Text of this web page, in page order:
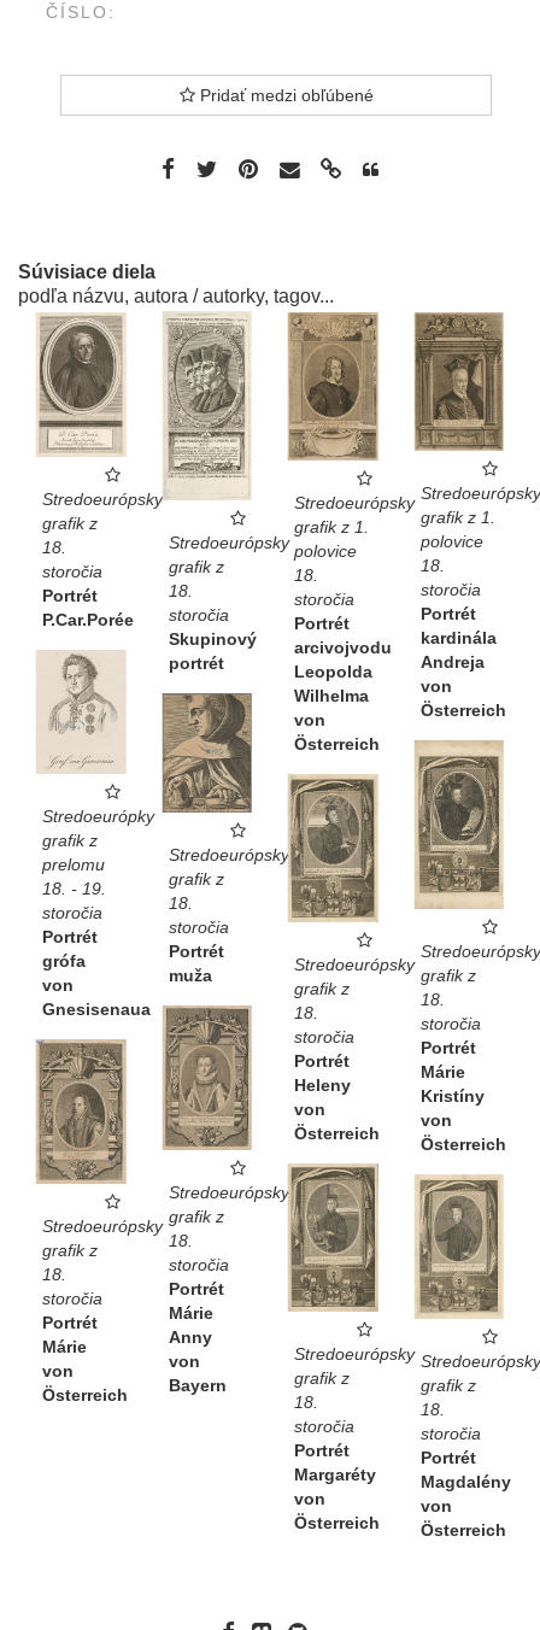
ČÍSLO:
Pridať medzi obľúbené
Súvisiace diela
podľa názvu, autora / autorky, tagov...
Stredoeurópsky
grafik z
18.
storočia
Portrét
P.Car.Porée
Stredoeurópsky
grafik z
18.
storočia
Skupinový
portrét
Stredoeurópsky
grafik z 1.
polovice
18.
storočia
Portrét
arcivojvodu
Leopolda
Wilhelma
von
Österreich
Stredoeurópsky
grafik z 1.
polovice
18.
storočia
Portrét
kardinála
Andreja
von
Österreich
Stredoeurópky
grafik z
prelomu
18. - 19.
storočia
Portrét
grófa
von
Gnesisenaua
Stredoeurópsky
grafik z
18.
storočia
Portrét
muža
Stredoeurópsky
grafik z
18.
storočia
Portrét
Márie
Kristíny
von
Österreich
Stredoeurópsky
grafik z
18.
storočia
Portrét
Heleny
von
Österreich
Stredoeurópsky
grafik z
18.
storočia
Portrét
Márie
Anny
von
Bayern
Stredoeurópsky
grafik z
18.
storočia
Portrét
Márie
von
Österreich
Stredoeurópsky
grafik z
18.
storočia
Portrét
Margaréty
von
Österreich
Stredoeurópsky
grafik z
18.
storočia
Portrét
Magdalény
von
Österreich